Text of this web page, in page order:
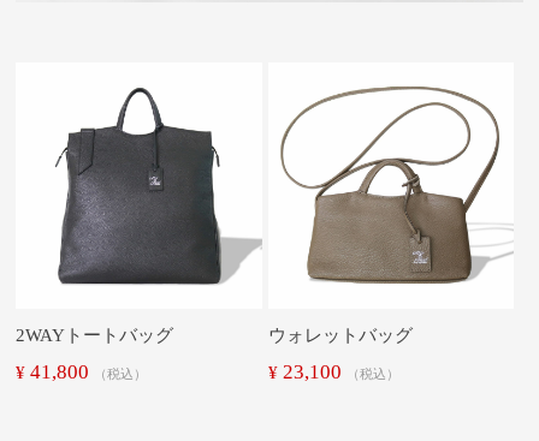
2WAYトートバッグ
¥ 41,800 税込
ウォレットバッグ
¥ 23,100 税込